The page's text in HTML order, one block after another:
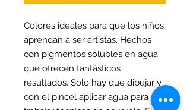
Colores ideales para que los niños
aprendan a ser artistas. Hechos
con pigmentos solubles en agua
que ofrecen fantásticos
resultados. Solo hay que dibujar y
con el pincel aplicar agua para